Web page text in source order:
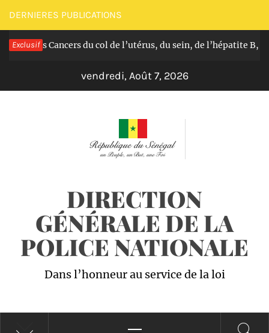
Passer
au
contenu
DERNIERES PUBLICATIONS
Exclusif
des Cancers du col de l’utérus, du sein, de l’hépatite B, C
vendredi, Août 7, 2026
DIRECTION
GÉNÉRALE DE LA
POLICE NATIONALE
Dans l’honneur au service de la loi